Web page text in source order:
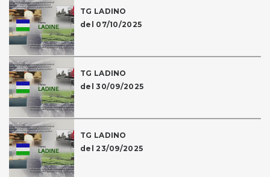
TG LADINO
del 07/10/2025
TG LADINO
del 30/09/2025
TG LADINO
del 23/09/2025